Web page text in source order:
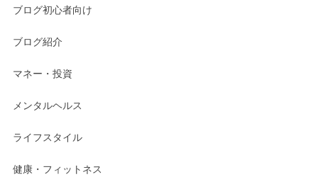
ブログ初心者向け
ブログ紹介
マネー・投資
メンタルヘルス
ライフスタイル
健康・フィットネス